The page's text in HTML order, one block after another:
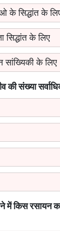
के सिद्धांत के
सिद्धांत के लिए
सांख्यिकी के लिए
की संख्या
में किस रसायन